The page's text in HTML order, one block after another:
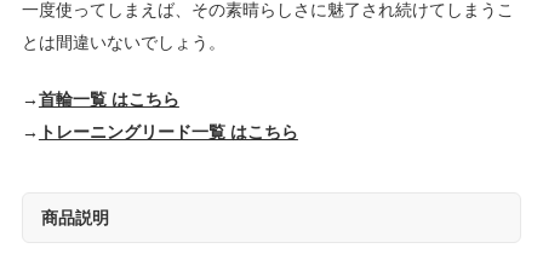
一度使ってしまえば、その素晴らしさに魅了され続けてしまうこ
とは間違いないでしょう。
→ 首輪一覧 はこちら
→ トレーニングリード一覧 はこちら
商品説明